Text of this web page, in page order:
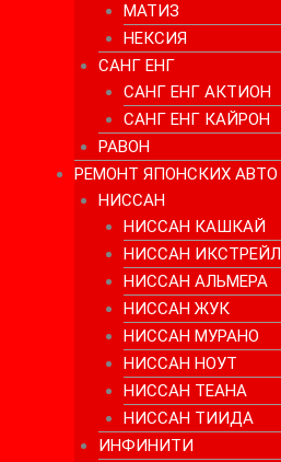
МАТИЗ
НЕКСИЯ
САНГ ЕНГ
САНГ ЕНГ АКТИОН
САНГ ЕНГ КАЙРОН
РАВОН
РЕМОНТ ЯПОНСКИХ АВТО
НИССАН
НИССАН КАШКАЙ
НИССАН ИКСТРЕЙЛ
НИССАН АЛЬМЕРА
НИССАН ЖУК
НИССАН МУРАНО
НИССАН НОУТ
НИССАН ТЕАНА
НИССАН ТИИДА
ИНФИНИТИ